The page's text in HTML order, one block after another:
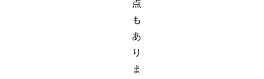
点
も
あ
り
ま